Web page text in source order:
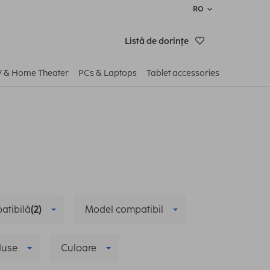
RO
Listă de dorinţe
& Home Theater PCs & Laptops Tablet accessories
(2) Model compatibil
Culoare